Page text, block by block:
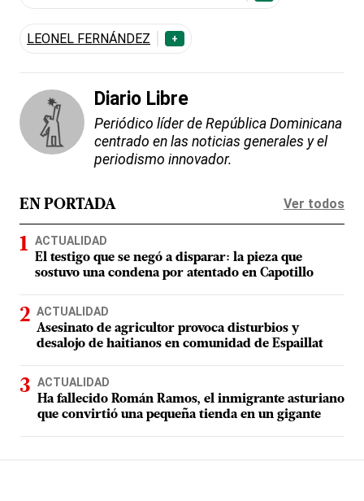
LEONEL FERNÁNDEZ +
Diario Libre
Periódico líder de República Dominicana
centrado en las noticias generales y el
periodismo innovador.
EN PORTADA Ver todos
ACTUALIDAD
El testigo que se negó a disparar: la pieza que
sostuvo una condena por atentado en Capotillo
ACTUALIDAD
Asesinato de agricultor provoca disturbios y
desalojo de haitianos en comunidad de Espaillat
ACTUALIDAD
Ha fallecido Román Ramos, el inmigrante asturiano
que convirtió una pequeña tienda en un gigante